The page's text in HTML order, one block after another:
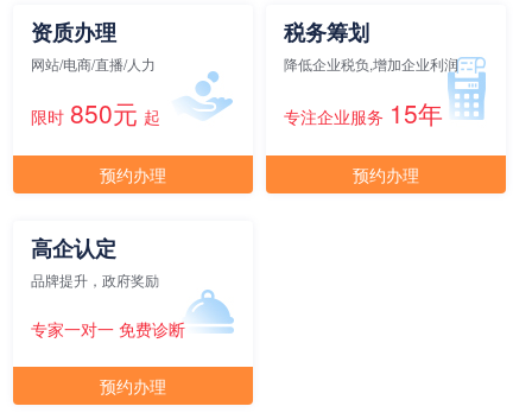
资质办理
网站/电商/直播/人力
限时 850元 起
预约办理
税务筹划
降低企业税负,增加企业利润
专注企业服务 15年
预约办理
高企认定
品牌提升，政府奖励
专家一对一 免费诊断
预约办理